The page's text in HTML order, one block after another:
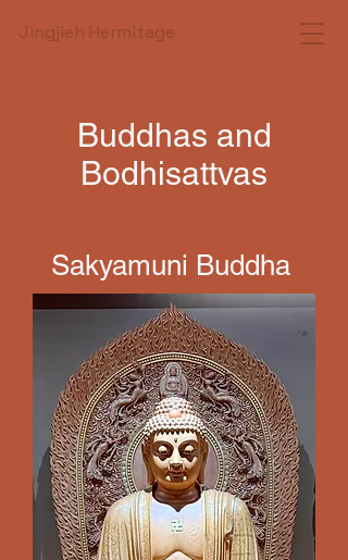
Jingjieh Hermitage
Buddhas and
Bodhisattvas
Sakyamuni Buddha